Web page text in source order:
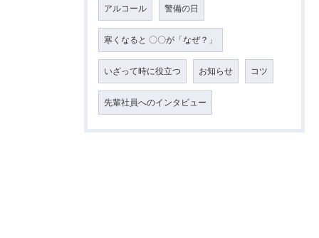
アルコール 警備の日
寒くなると 〇〇が「なぜ？」
いざって時に役立つ お知らせ コツ
先輩社員へのインタビュー